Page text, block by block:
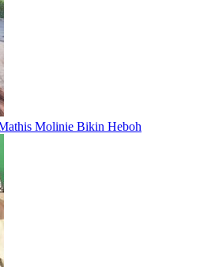
Molinie Bikin Heboh